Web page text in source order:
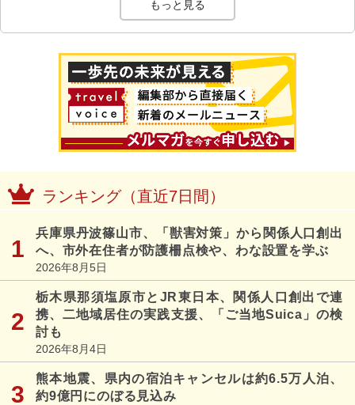
もっと見る
ランキング（直近7日間）
兵庫県丹波篠山市、「獣害対策」から関係人口創出
へ、市外在住者が防護柵点検や、わな設置を学ぶ
2026年8月5日
栃木県那須塩原市とJR東日本、関係人口創出で連
携、二地域居住の実践支援、「ご当地Suica」の検
討も
2026年8月4日
熊本地震、県内の宿泊キャンセルは約6.5万人泊、
約9億円にのぼる見込み